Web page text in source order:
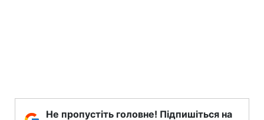
Не пропустіть головне! Підпишіться на